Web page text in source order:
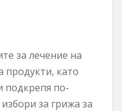
за лечение на
продукти, като
подкрепя по-
за грижа за